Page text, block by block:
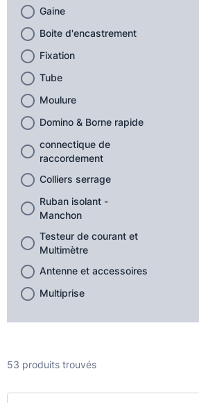
Gaine
Boite d'encastrement
Fixation
Tube
Moulure
Domino & Borne rapide
connectique de
raccordement
Colliers serrage
Ruban isolant -
Manchon
Testeur de courant et
Multimètre
Antenne et accessoires
Multiprise
53 produits trouvés